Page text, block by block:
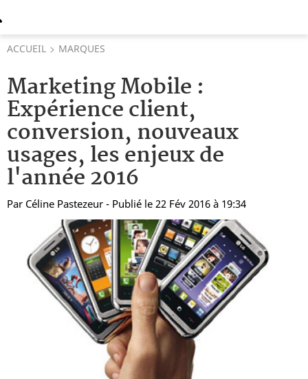
ACCUEIL MARQUES
Marketing Mobile :
Expérience client,
conversion, nouveaux
usages, les enjeux de
l'année 2016
Par Céline Pastezeur - Publié le 22 Fév 2016 à 19:34